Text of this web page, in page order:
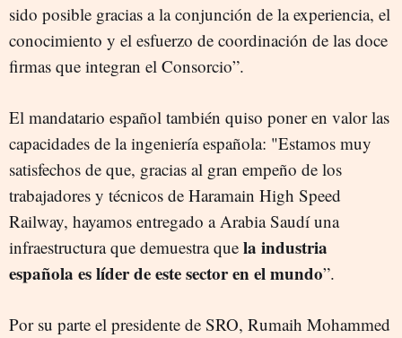
sido posible gracias a la conjunción de la experiencia, el
conocimiento y el esfuerzo de coordinación de las doce
firmas que integran el Consorcio”.
El mandatario español también quiso poner en valor las
capacidades de la ingeniería española: "Estamos muy
satisfechos de que, gracias al gran empeño de los
trabajadores y técnicos de Haramain High Speed
Railway, hayamos entregado a Arabia Saudí una
infraestructura que demuestra que la industria
española es líder de este sector en el mundo”.
Por su parte el presidente de SRO, Rumaih Mohammed